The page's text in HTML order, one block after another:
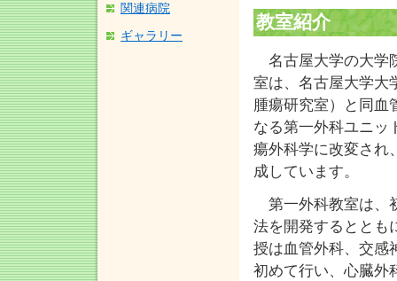
関連病院
ギャラリー
教室紹介
名古屋大学の大学
室は、名古屋大学大
腫瘍研究室）と同血
なる第一外科ユニッ
瘍外科学に改変され
成しています。
第一外科教室は、
法を開発するととも
授は血管外科、交感
初めて行い、心臓外